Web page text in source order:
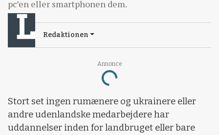
Annonce
Loading...
pc’en eller smartphonen dem.
Redaktionen
Stort set ingen rumænere og ukrainere eller
andre udenlandske medarbejdere har
uddannelser inden for landbruget eller bare